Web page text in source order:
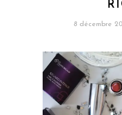
8 décembre